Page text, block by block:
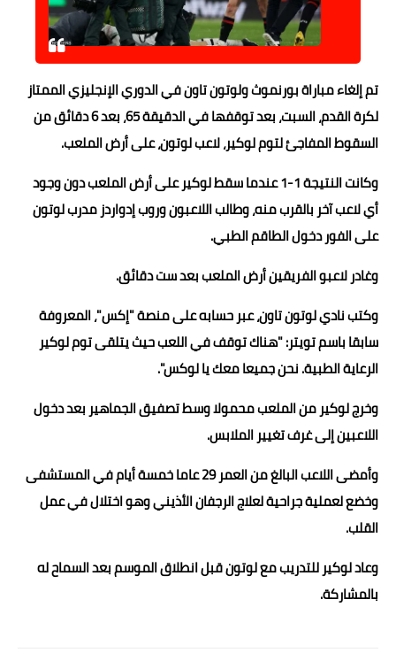
حوادث وقضايا
خدمات
الصحه والجمال
فن المطبخ
مقالات
تم إلغاء مباراة بورنموث ولوتون تاون في الدوري الإنجليزي الممتاز
لكرة القدم، السبت، بعد توقفها في الدقيقة 65، بعد 6 دقائق من
السقوط المفاجئ لتوم لوكير، لاعب لوتون، على أرض الملعب.
وكانت النتيجة 1-1 عندما سقط لوكير على أرض الملعب دون وجود
أي لاعب آخر بالقرب منه، وطالب اللاعبون وروب إدواردز مدرب لوتون
على الفور دخول الطاقم الطبي.
وغادر لاعبو الفريقين أرض الملعب بعد ست دقائق.
وكتب نادي لوتون تاون، عبر حسابه على منصة "إكس"، المعروفة
سابقا باسم تويتر: "هناك توقف في اللعب حيث يتلقى توم لوكير
الرعاية الطبية. نحن جميعا معك يا لوكس".
وخرج لوكير من الملعب محمولا وسط تصفيق الجماهير بعد دخول
اللاعبين إلى غرف تغيير الملابس.
وأمضى اللاعب البالغ من العمر 29 عاما خمسة أيام في المستشفى
وخضع لعملية جراحية لعلاج الرجفان الأذيني وهو اختلال في عمل
القلب.
وعاد لوكير للتدريب مع لوتون قبل انطلاق الموسم بعد السماح له
بالمشاركة.